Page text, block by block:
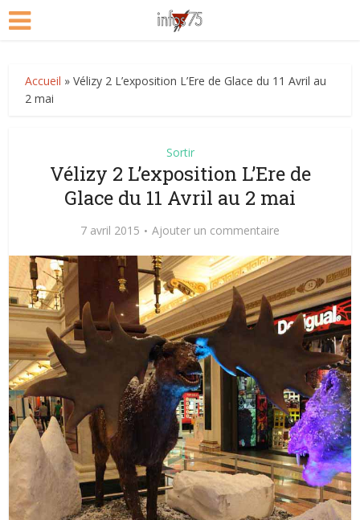
Accueil »Vélizy 2 L’exposition L’Ere de Glace du 11 Avril au
2 mai
Sortir
Vélizy 2 L’exposition L’Ere de
Glace du 11 Avril au 2 mai
7 avril 2015 Ajouter un commentaire